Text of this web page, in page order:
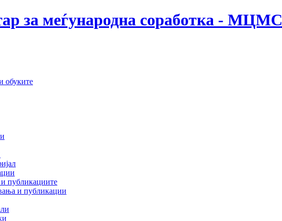
за меѓународна соработка - МЦМС
обуките
публикациите
и публикации